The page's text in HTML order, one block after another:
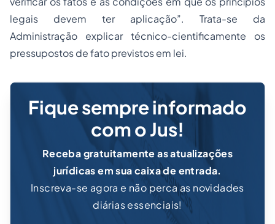
legais devem ter aplicação”. Trata-se da
Administração explicar técnico-cientificamente os
pressupostos de fato previstos em lei.
Fique sempre informado
com o Jus!
Receba gratuitamente as atualizações
jurídicas em sua caixa de entrada.
Inscreva-se agora e não perca as novidades
diárias essenciais!